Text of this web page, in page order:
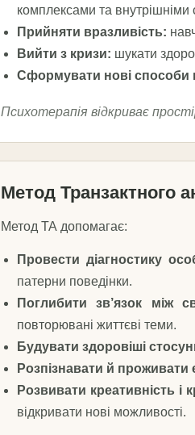
комплексами та внутрішніми
Прийняти вразливість:
Вийти з кризи: шукати
Сформувати нові способи
Психотерапія відкриває
Метод Транзактного
Метод ТА допомагає:
Провести діагностику
патерни поведінки.
Поглибити зв’язок між
повторювані життєві теми.
Будувати здоровіші
Розпізнавати й проживати
Розвивати креативність і
відкривати нові можливості.